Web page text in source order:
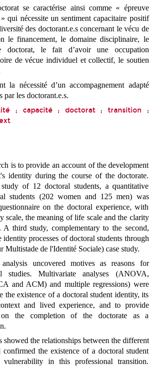
se caractérise ainsi comme « épreuve
qui nécessite un sentiment capacitaire positif
des doctorant.e.s concernant le vécu de
le financement, le domaine disciplinaire, le
doctorat, le fait d’avoir une occupation
de vécue individuel et collectif, le soutien
la nécessité d’un accompagnement adapté
par les doctorant.e.s.
; capacité ; doctorat ; transition ;
is to provide an account of the development
identity during the course of the doctorate.
of 12 doctoral students, a quantitative
students (202 women and 125 men) was
on the doctoral experience, with
scale, the meaning of life scale and the clarity
A third study, complementary to the second,
identity processes of doctoral students through
Multistade de l'Identité Sociale) case study.
uncovered motives as reasons for
studies. Multivariate analyses (ANOVA,
and ACM) and multiple regressions) were
the existence of a doctoral student identity, its
and lived experience, and to provide
on the completion of the doctorate as a
showed the relationships between the different
the existence of a doctoral student
in this professional transition.